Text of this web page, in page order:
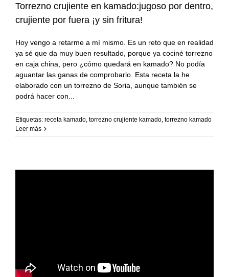
Torrezno crujiente en kamado:jugoso por dentro,
crujiente por fuera ¡y sin fritura!
Hoy vengo a retarme a mí mismo. Es un reto que en realidad
ya sé que da muy buen resultado, porque ya cociné torrezno
en caja china, pero ¿cómo quedará en kamado? No podía
aguantar las ganas de comprobarlo. Esta receta la he
elaborado con un torrezno de Soria, aunque también se
podrá hacer con
Etiquetas: receta kamado torrezno crujiente kamado torrezno kamado
Leer más